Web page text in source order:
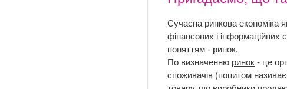
Сучасна ринкова економіка
фінансових і
поняттям - ринок.
По визначенню ринок - це
споживачів (попитом